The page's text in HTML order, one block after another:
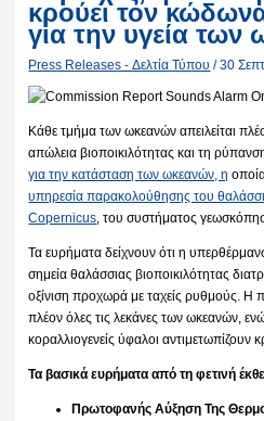
κρούει τον
για την υγεία των
Press Releases - Δελτία Τύπου /30
Κάθε τμήμα των ωκεανών απειλείται
απώλεια βιοποικιλότητας και τη
για την κατάσταση των ωκεανών, η
υπηρεσία παρακολούθησης του
Copernicus, του συστήματος
Τα ευρήματα δείχνουν ότι η
σημεία θαλάσσιας βιοποικιλότητας
οξίνιση προχωρά με ταχείς ρυθμούς. Η
πλέον όλες τις λεκάνες των ωκεανών,
κοραλλιογενείς ύφαλοι αντιμετωπίζουν
Τα βασικά ευρήματα από τη φετινή
Πρωτοφανής Αύξηση Της